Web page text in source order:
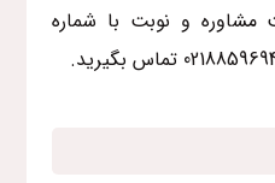
مشاوره و‌ نوبت با شماره